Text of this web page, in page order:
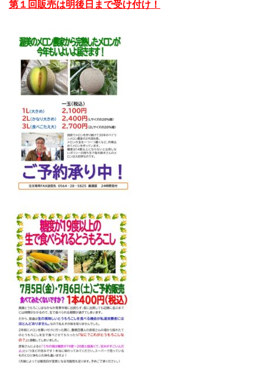
第１回販売は明後日まで受け付け！